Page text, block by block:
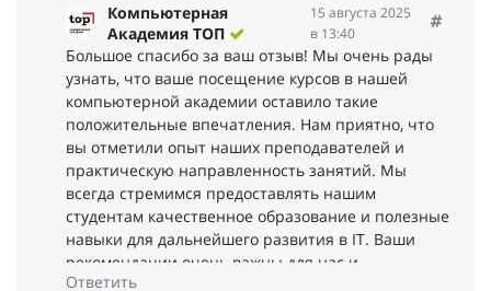
Компьютерная
Академия ТОП
15 августа 2025
в 13:40
Большое спасибо за ваш отзыв! Мы очень рады
узнать, что ваше посещение курсов в нашей
компьютерной академии оставило такие
положительные впечатления. Нам приятно, что
вы отметили опыт наших преподавателей и
практическую направленность занятий. Мы
всегда стремимся предоставлять нашим
студентам качественное образование и полезные
навыки для дальнейшего развития в IT. Ваши
рекомендации очень важны для нас и
вдохновляют нашу команду на дальнейшую
Ответить